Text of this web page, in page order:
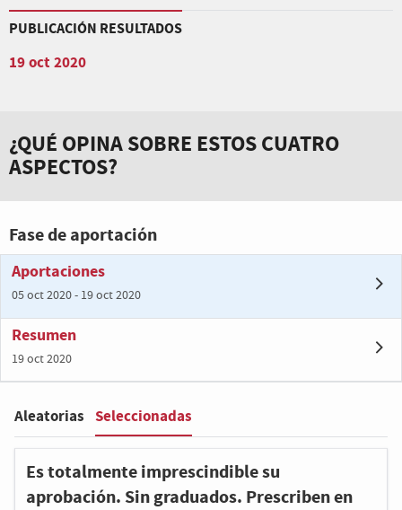
PUBLICACIÓN RESULTADOS
19 oct 2020
¿QUÉ OPINA SOBRE ESTOS CUATRO
ASPECTOS?
Fase de aportación
Aportaciones
05 oct 2020 - 19 oct 2020
Resumen
19 oct 2020
Filter:
Aleatorias Seleccionadas
Es totalmente imprescindible su
aprobación. Sin graduados. Prescriben en